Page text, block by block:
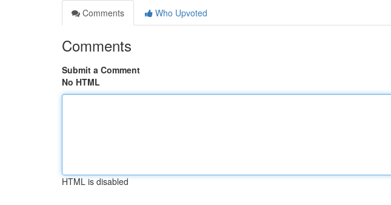
Comments
Who Upvoted
Comments
Submit a Comment
No HTML
HTML is disabled